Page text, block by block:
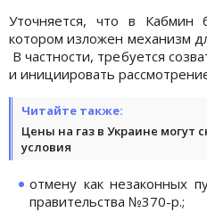
Уточняется, что в Кабмин
котором изложен механизм
В частности, требуется
и инициировать
Читайте также:
Цены на газ в Украине могут
условия
отмену как незаконных
правительства №370-р.;